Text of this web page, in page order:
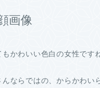
画像
かわいい色白の女性です
ならではの、からかわ